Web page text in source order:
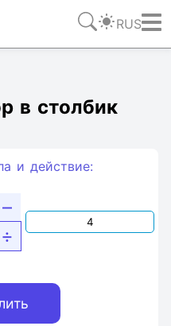
RUS
в столбик
и действие:
–
÷